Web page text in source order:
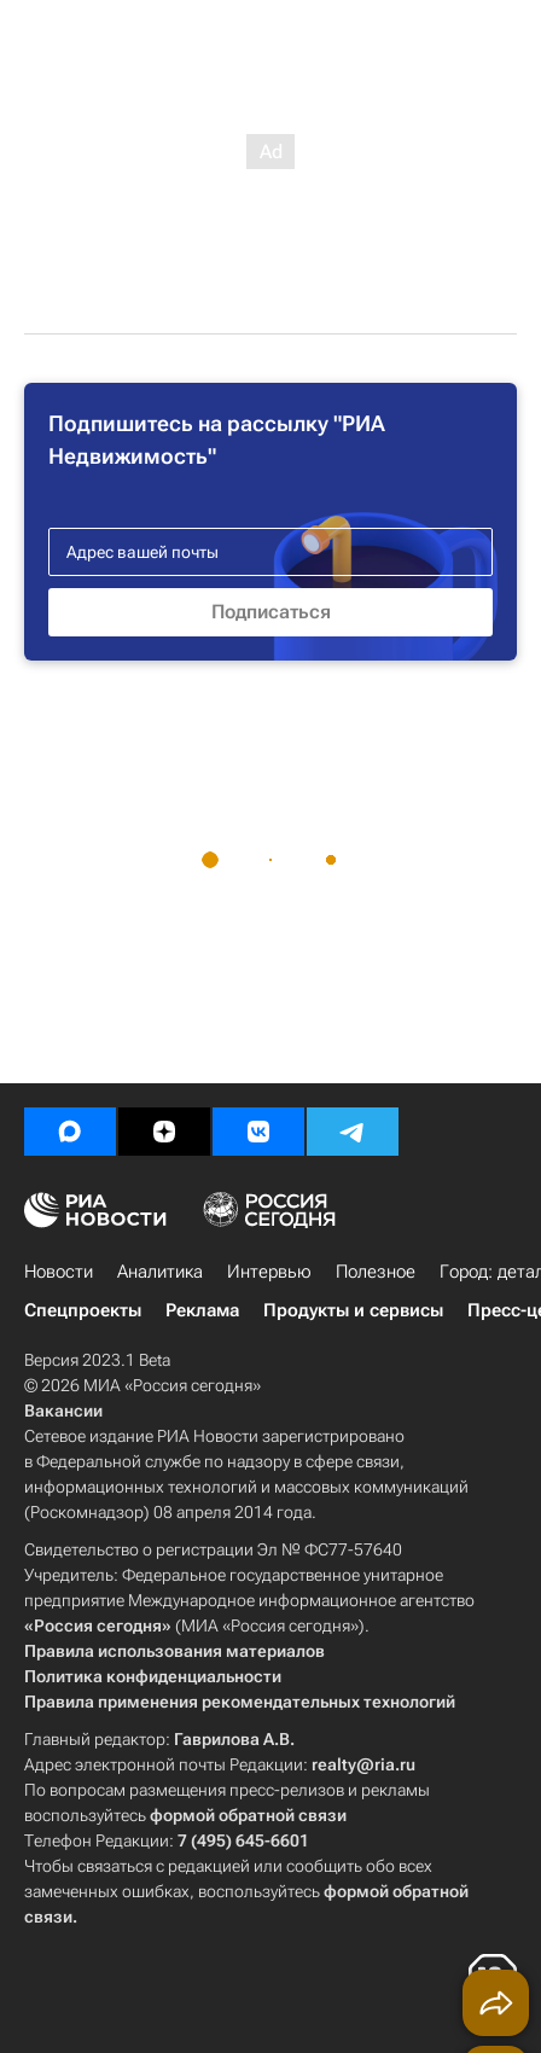
Подпишитесь на рассылку "РИА
Недвижимость"
Новости Аналитика Интервью Полезное
Город:
Спецпроекты
Реклама Продукты и сервисы Пресс-
Версия 2023.1 Beta
© 2026 МИА «Россия сегодня»
Вакансии
Сетевое издание РИА Новости зарегистрировано
в Федеральной службе по надзору в сфере связи,
информационных технологий и массовых коммуникаций
(Роскомнадзор) 08 апреля 2014 года.
Свидетельство о регистрации Эл № ФС77-57640
Учредитель: Федеральное государственное унитарное
предприятие Международное информационное агентство
«Россия сегодня» (МИА «Россия сегодня»).
Правила использования материалов
Политика конфиденциальности
Правила применения рекомендательных технологий
Главный редактор: Гаврилова А.В.
Адрес электронной почты Редакции: realty@ria.ru
По вопросам размещения пресс-релизов и рекламы
воспользуйтесьформой обратной связи
Телефон Редакции: 7 (495) 645-6601
Чтобы связаться с редакцией или сообщить обо всех
замеченных ошибках, воспользуйтесьформой обратной
связи.